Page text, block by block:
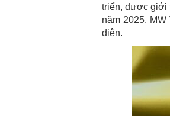
triển, được giới
năm 2025.
điện.